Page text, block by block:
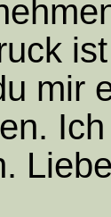
mir